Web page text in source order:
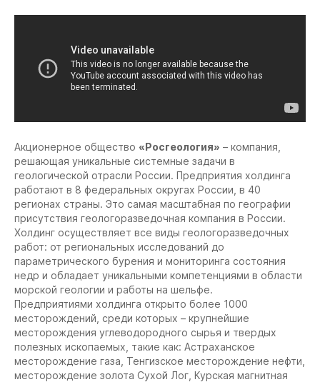
Акционерное общество «Росгеология» – компания,
решающая уникальные системные задачи в
геологической отрасли России. Предприятия холдинга
работают в 8 федеральных округах России, в 40
регионах страны. Это самая масштабная по географии
присутствия геологоразведочная компания в России.
Холдинг осуществляет все виды геологоразведочных
работ: от региональных исследований до
параметрического бурения и мониторинга состояния
недр и обладает уникальными компетенциями в области
морской геологии и работы на шельфе.
Предприятиями холдинга открыто более 1000
месторождений, среди которых – крупнейшие
месторождения углеводородного сырья и твердых
полезных ископаемых, такие как: Астраханское
месторождение газа, Тенгизское месторождение нефти,
месторождение золота Сухой Лог, Курская магнитная